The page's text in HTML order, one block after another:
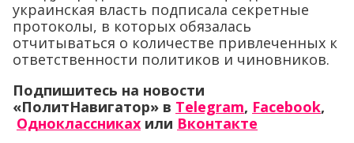
украинская власть подписала секретные
протоколы, в которых обязалась
отчитываться о количестве привлеченных к
ответственности политиков и чиновников.
Подпишитесь на новости
«ПолитНавигатор» в Telegram, Facebook,
Одноклассниках или Вконтакте